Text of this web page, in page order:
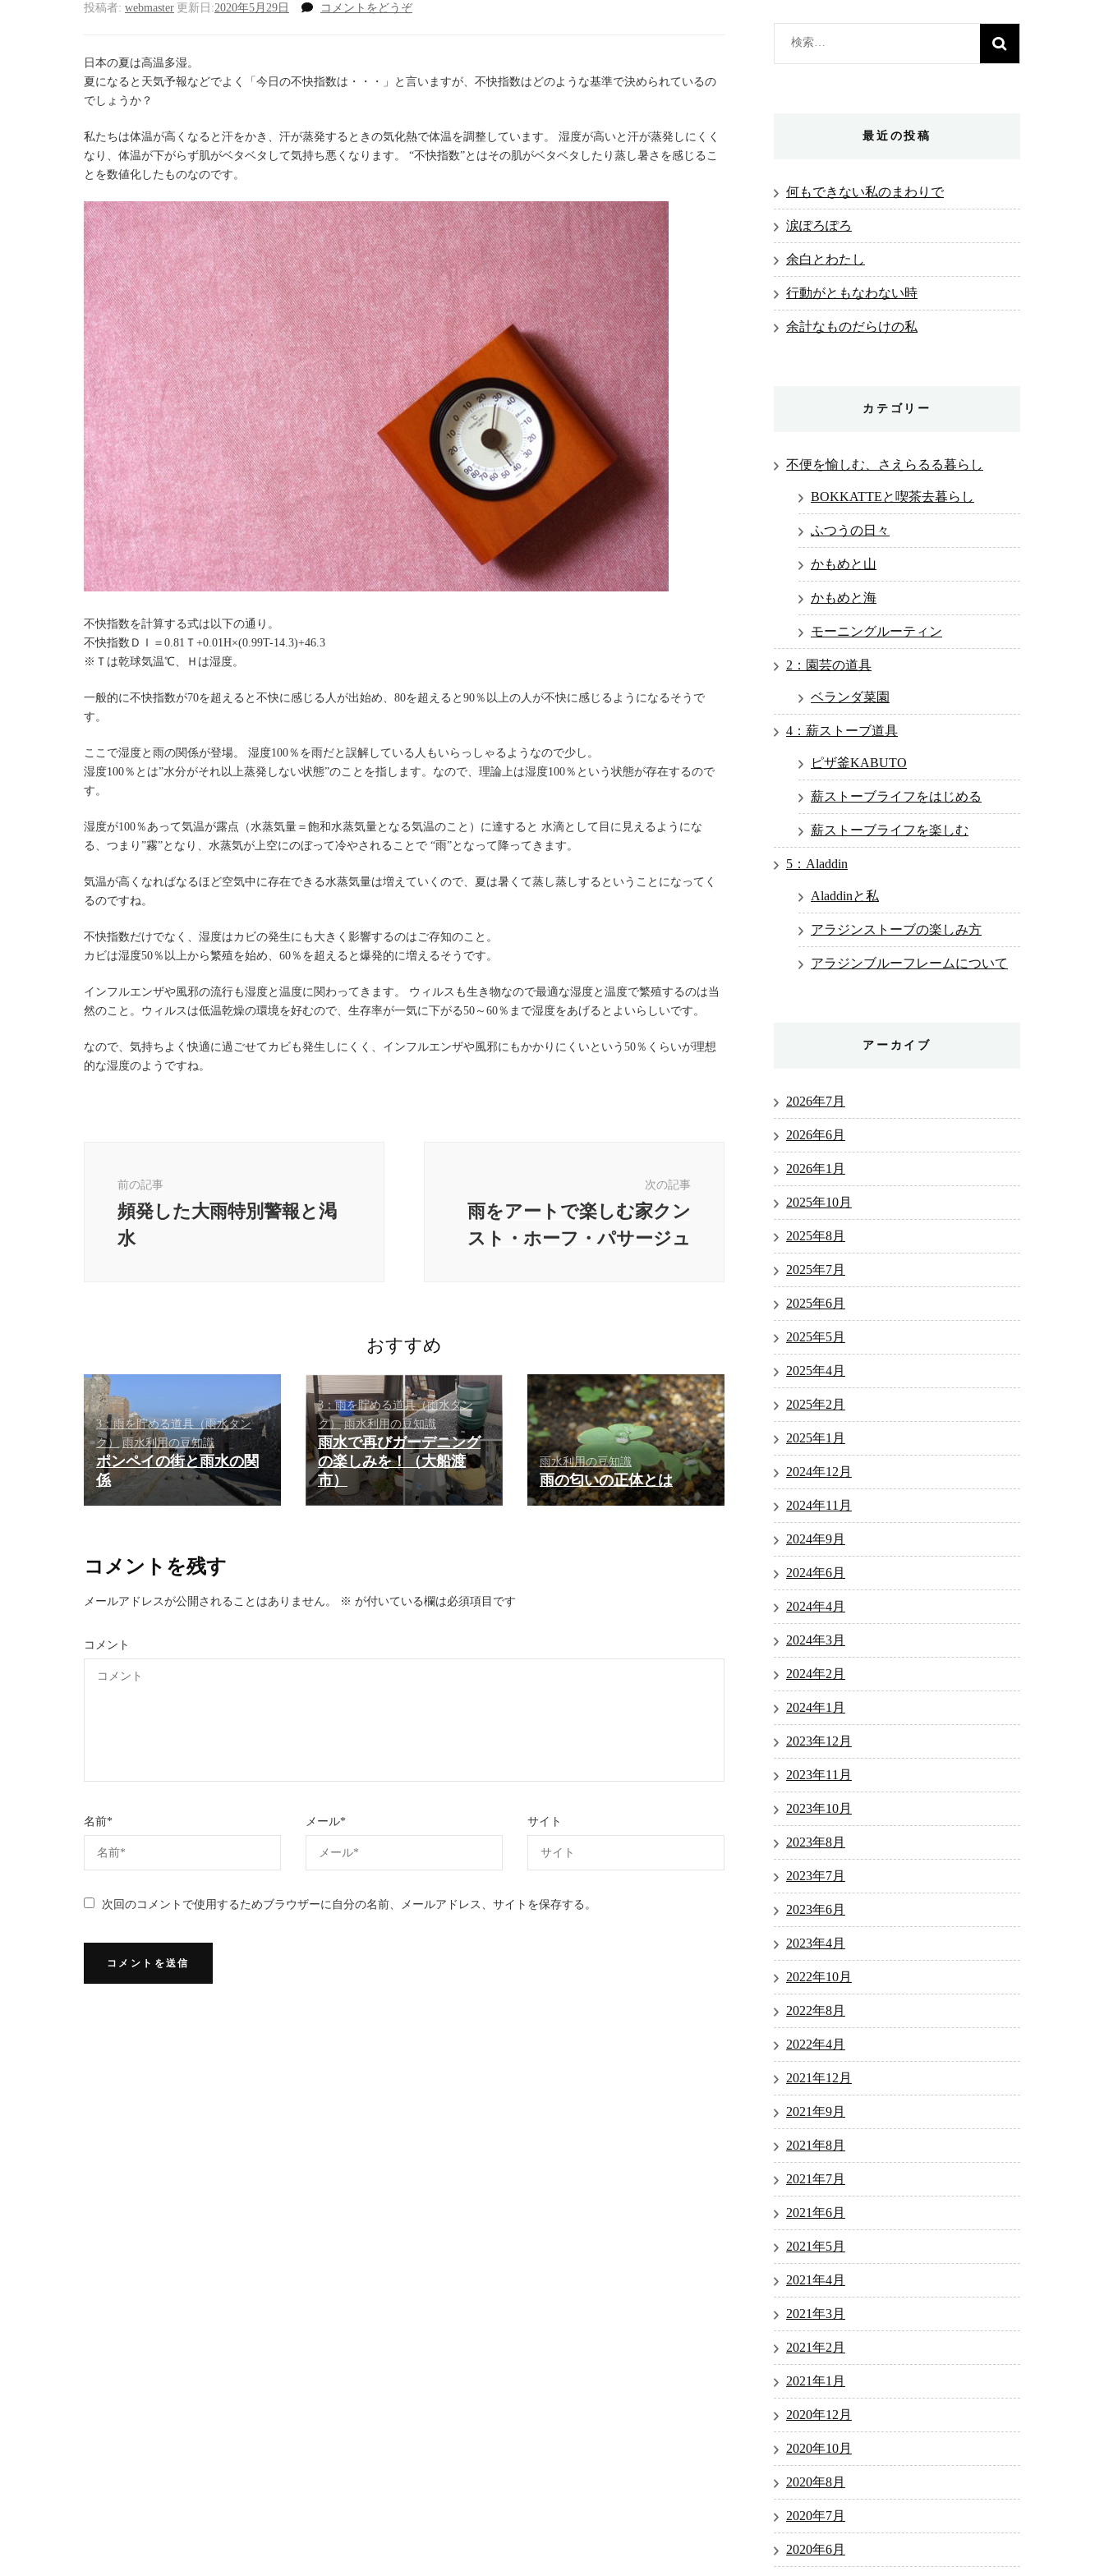
投稿者: webmaster 更新日:2020年5月29日 コメントをどうぞ(不
と
と
雨)
日本の夏は高温多湿。
夏になると天気予報などでよく「今日の不快指数は・・・」と言いますが、不快指数はどのような基準で決められているの
でしょうか？
私たちは体温が高くなると汗をかき、汗が蒸発するときの気化熱で体温を調整しています。 湿度が高いと汗が蒸発しにくく
なり、体温が下がらず肌がベタベタして気持ち悪くなります。 “不快指数”とはその肌がベタベタしたり蒸し暑さを感じるこ
とを数値化したものなのです。
不快指数を計算する式は以下の通り。
不快指数ＤＩ＝0.81Ｔ+0.01H×(0.99T-14.3)+46.3
※Ｔは乾球気温℃、Ｈは湿度。
一般的に不快指数が70を超えると不快に感じる人が出始め、80を超えると90％以上の人が不快に感じるようになるそうで
す。
ここで湿度と雨の関係が登場。 湿度100％を雨だと誤解している人もいらっしゃるようなので少し。
湿度100％とは”水分がそれ以上蒸発しない状態”のことを指します。なので、理論上は湿度100％という状態が存在するので
す。
湿度が100％あって気温が露点（水蒸気量＝飽和水蒸気量となる気温のこと）に達すると 水滴として目に見えるようにな
る、つまり”霧”となり、水蒸気が上空にのぼって冷やされることで “雨”となって降ってきます。
気温が高くなればなるほど空気中に存在できる水蒸気量は増えていくので、夏は暑くて蒸し蒸しするということになってく
るのですね。
不快指数だけでなく、湿度はカビの発生にも大きく影響するのはご存知のこと。
カビは湿度50％以上から繁殖を始め、60％を超えると爆発的に増えるそうです。
インフルエンザや風邪の流行も湿度と温度に関わってきます。 ウィルスも生き物なので最適な湿度と温度で繁殖するのは当
然のこと。ウィルスは低温乾燥の環境を好むので、生存率が一気に下がる50～60％まで湿度をあげるとよいらしいです。
なので、気持ちよく快適に過ごせてカビも発生しにくく、インフルエンザや風邪にもかかりにくいという50％くらいが理想
的な湿度のようですね。
前の記事
頻発した大雨特別警報と渇
水
次の記事
雨をアートで楽しむ家クン
スト・ホーフ・パサージュ
おすすめ
3：雨を貯める道具（雨水タン
ク）
雨水利用の豆知識
ポンペイの街と雨水の関
係
3：雨を貯める道具（雨水タン
ク） 雨水利用の豆知識
雨水で再びガーデニング
の楽しみを！（大船渡
市）
雨水利用の豆知識
雨の匂いの正体とは
コメントを残す
メールアドレスが公開されることはありません。 ※ が付いている欄は必須項目です
コメント
名前* メール* サイト
次回のコメントで使用するためブラウザーに自分の名前、メールアドレス、サイトを保存する。
検
最近の投稿
何もできない私のまわりで
涙ぽろぽろ
余白とわたし
行動がともなわない時
余計なものだらけの私
カテゴリー
不便を愉しむ、さえらるる暮らし
BOKKATTEと喫茶去暮らし
ふつうの日々
かもめと山
かもめと海
モーニングルーティン
2：園芸の道具
ベランダ菜園
4：薪ストーブ道具
ピザ釜KABUTO
薪ストーブライフをはじめる
薪ストーブライフを楽しむ
5：Aladdin
Aladdinと私
アラジンストーブの楽しみ方
アラジンブルーフレームについて
アーカイブ
2026年7月
2026年6月
2026年1月
2025年10月
2025年8月
2025年7月
2025年6月
2025年5月
2025年4月
2025年2月
2025年1月
2024年12月
2024年11月
2024年9月
2024年6月
2024年4月
2024年3月
2024年2月
2024年1月
2023年12月
2023年11月
2023年10月
2023年8月
2023年7月
2023年6月
2023年4月
2022年10月
2022年8月
2022年4月
2021年12月
2021年9月
2021年8月
2021年7月
2021年6月
2021年5月
2021年4月
2021年3月
2021年2月
2021年1月
2020年12月
2020年10月
2020年8月
2020年7月
2020年6月